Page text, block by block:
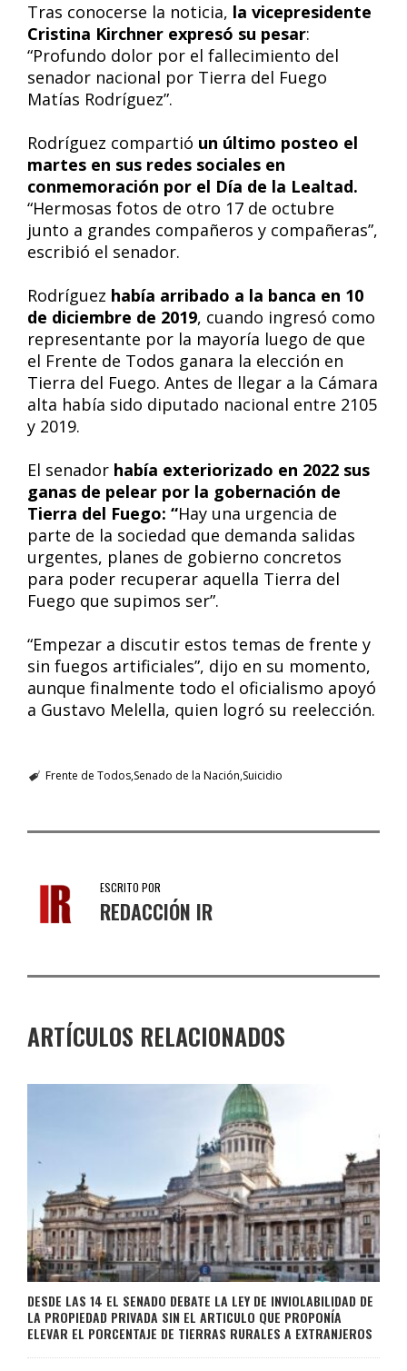
Tras conocerse la noticia, la vicepresidente
Cristina Kirchner expresó su pesar:
“Profundo dolor por el fallecimiento del
senador nacional por Tierra del Fuego
Matías Rodríguez”.
Rodríguez compartió un último posteo el
martes en sus redes sociales en
conmemoración por el Día de la Lealtad.
“Hermosas fotos de otro 17 de octubre
junto a grandes compañeros y compañeras”,
escribió el senador.
Rodríguez había arribado a la banca en 10
de diciembre de 2019, cuando ingresó como
representante por la mayoría luego de que
el Frente de Todos ganara la elección en
Tierra del Fuego. Antes de llegar a la Cámara
alta había sido diputado nacional entre 2105
y 2019.
El senador había exteriorizado en 2022 sus
ganas de pelear por la gobernación de
Tierra del Fuego: “Hay una urgencia de
parte de la sociedad que demanda salidas
urgentes, planes de gobierno concretos
para poder recuperar aquella Tierra del
Fuego que supimos ser”.
“Empezar a discutir estos temas de frente y
sin fuegos artificiales”, dijo en su momento,
aunque finalmente todo el oficialismo apoyó
a Gustavo Melella, quien logró su reelección.
Frente de TodosSenado de la Nación Suicidio
ESCRITO POR
REDACCIÓN IR
ARTÍCULOS RELACIONADOS
DESDE LAS 14 EL SENADO DEBATE LA LEY DE INVIOLABILIDAD DE
LA PROPIEDAD PRIVADA SIN EL ARTICULO QUE PROPONÍA
ELEVAR EL PORCENTAJE DE TIERRAS RURALES A EXTRANJEROS